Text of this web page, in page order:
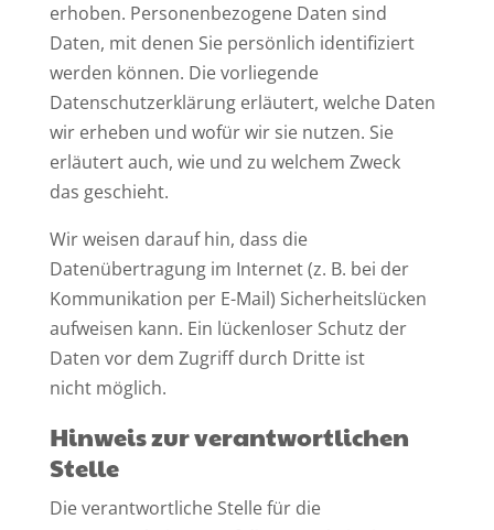
erhoben. Personenbezogene Daten sind
Daten, mit denen Sie persönlich identifiziert
werden können. Die vorliegende
Datenschutzerklärung erläutert, welche Daten
wir erheben und wofür wir sie nutzen. Sie
erläutert auch, wie und zu welchem Zweck
das geschieht.
Wir weisen darauf hin, dass die
Datenübertragung im Internet (z. B. bei der
Kommunikation per E-Mail) Sicherheitslücken
aufweisen kann. Ein lückenloser Schutz der
Daten vor dem Zugriff durch Dritte ist
nicht möglich.
Hinweis zur verantwortlichen
Stelle
Die verantwortliche Stelle für die